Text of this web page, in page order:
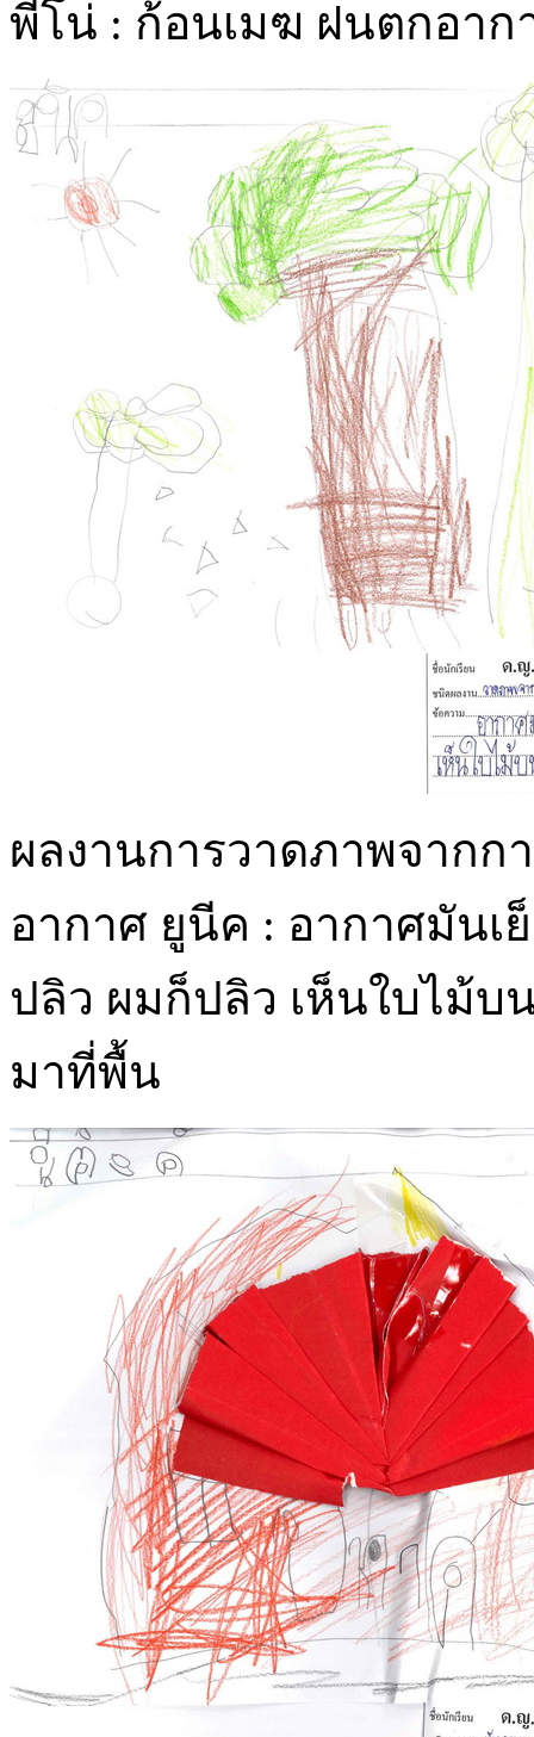
พีโน่ : ก้อนเมฆ ฝนตกอาก
ผลงานการวาดภาพจากก
อากาศ ยูนีค : อากาศมันเ
ปลิว ผมก็ปลิว เห็นใบไม้
มาที่พื้น